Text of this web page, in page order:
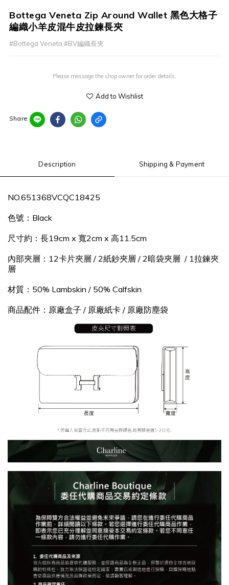
Bottega Veneta Zip Around Wallet 黑色大格子
編織小羊皮混牛皮拉鍊長夾
#Bottega Veneta #BV編織長夾
Please message the shop owner for order details.
Add to Wishlist
Share
Description Shipping & Payment
NO.651368VCQC18425
色號：Black
尺寸約：長19cm x 寬2cm x 高11.5cm
內部夾層：12卡片夾層 / 2紙鈔夾層 / 2暗袋夾層 / 1拉鍊夾
層
材質：50% Lambskin / 50% Calfskin
商品配件：原廠盒子 / 原廠紙卡 / 原廠防塵袋